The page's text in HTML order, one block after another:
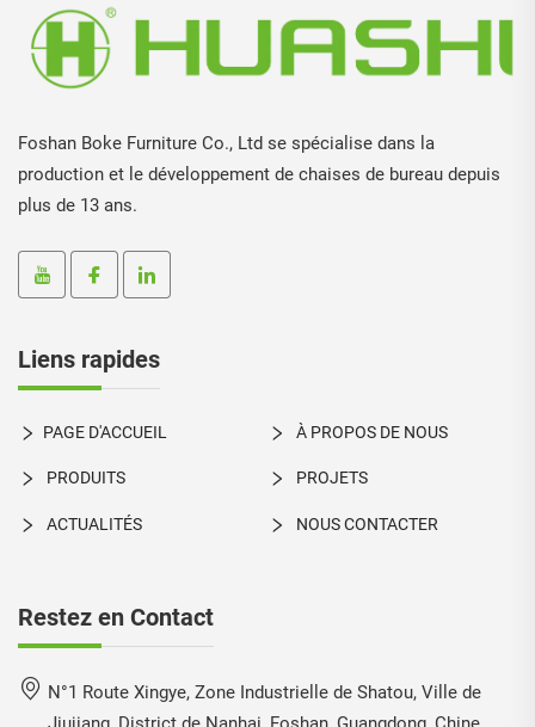
Foshan Boke Furniture Co., Ltd se spécialise dans la
production et le développement de chaises de bureau depuis
plus de 13 ans.
Liens rapides
PAGE D'ACCUEIL À PROPOS DE NOUS
PRODUITS PROJETS
ACTUALITÉS NOUS CONTACTER
Restez en Contact
N°1 Route Xingye, Zone Industrielle de Shatou, Ville de